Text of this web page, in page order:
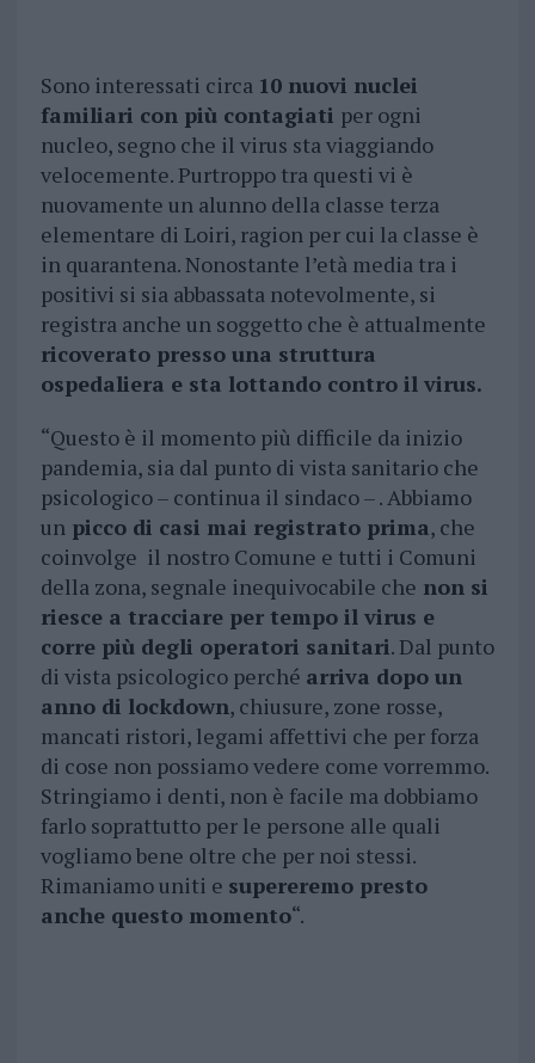
Sono interessati circa 10 nuovi nuclei
familiari con più contagiati per ogni
nucleo, segno che il virus sta viaggiando
velocemente. Purtroppo tra questi vi è
nuovamente un alunno della classe terza
elementare di Loiri, ragion per cui la classe è
in quarantena. Nonostante l’età media tra i
positivi si sia abbassata notevolmente, si
registra anche un soggetto che è attualmente
ricoverato presso una struttura
ospedaliera e sta lottando contro il virus.
“Questo è il momento più difficile da inizio
pandemia, sia dal punto di vista sanitario che
psicologico – continua il sindaco – . Abbiamo
unpicco di casi mai registrato prima, che
coinvolge il nostro Comune e tutti i Comuni
della zona, segnale inequivocabile che non si
riesce a tracciare per tempo il virus e
corre più degli operatori sanitari. Dal punto
di vista psicologico perché arriva dopo un
anno di lockdown, chiusure, zone rosse,
mancati ristori, legami affettivi che per forza
di cose non possiamo vedere come vorremmo.
Stringiamo i denti, non è facile ma dobbiamo
farlo soprattutto per le persone alle quali
vogliamo bene oltre che per noi stessi.
Rimaniamo uniti e supereremo presto
anche questo momento“.